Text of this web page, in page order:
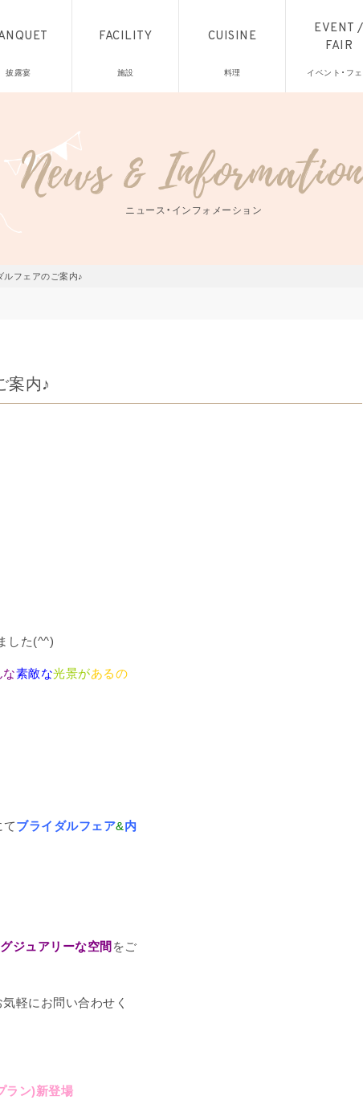
披露宴
FACILITY
施設
CUISINE
料理
EVENT /
FAIR
イベント・フ
ニュース・インフォメーション
ルフェアのご案内♪
案内♪
した(^^)
素敵な光景があるの
ブライダルフェア&内
ジュアリーな空間をご
気軽にお問い合わせく
ラン)新登場